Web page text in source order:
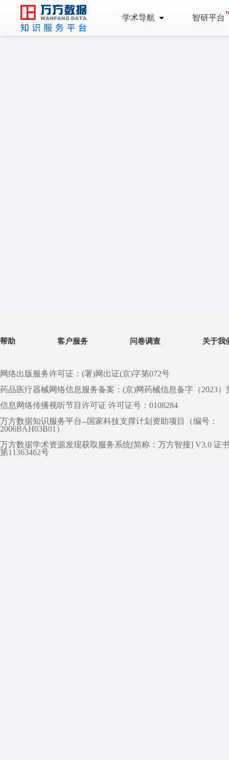
学术导航 智研平台
帮助 客户服务 问卷调查 关于我
网络出版服务许可证：(署)网出证(京)字第072号
药品医疗器械网络信息服务备案：(京)网药械信息备字（2023）
信息网络传播视听节目许可证 许可证号：0108284
万方数据知识服务平台--国家科技支撑计划资助项目（编号：
2006BAH03B01）
万方数据学术资源发现获取服务系统[简称：万方智搜] V3.0 证
第11363462号